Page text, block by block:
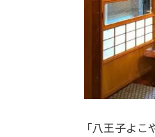
「八王子よ